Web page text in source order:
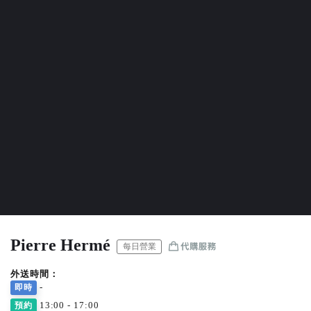
Pierre Hermé 每日營業
外送時間：
即時 -
預約 13:00 - 17:00